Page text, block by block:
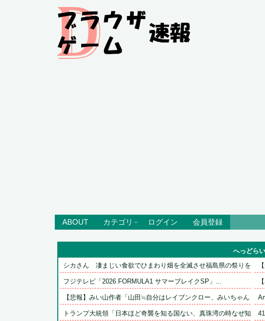
ABOUT カテゴリ ログイン 会員登録
へっどら
シカさん　凄まじい食欲でひまわり畑を全滅させ福島県の祭りを中...
フジテレビ「2026 FORMULA1 サマーブレイクSP」...
【悲報】みい山作者「山田≒自分はレイブンクロー、みいちゃんと...
トランプ大統領「日本ほど奇襲を知る国ない、真珠湾の時なぜ知ら...